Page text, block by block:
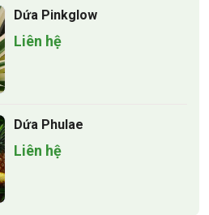
Dứa Pinkglow
Liên hệ
Dứa Phulae
Liên hệ